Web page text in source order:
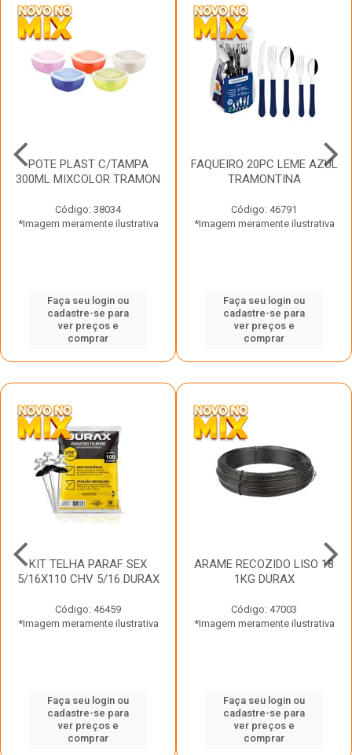
POTE PLAST C/TAMPA
300ML MIXCOLOR TRAMON
Código: 38034
*Imagem meramente ilustrativa
Faça seu login ou
cadastre-se para
ver preços e
comprar
FAQUEIRO 20PC LEME AZUL
TRAMONTINA
Código: 46791
*Imagem meramente ilustrativa
Faça seu login ou
cadastre-se para
ver preços e
comprar
KIT TELHA PARAF SEX
5/16X110 CHV 5/16 DURAX
Código: 46459
*Imagem meramente ilustrativa
Faça seu login ou
cadastre-se para
ver preços e
comprar
ARAME RECOZIDO LISO 18
1KG DURAX
Código: 47003
*Imagem meramente ilustrativa
Faça seu login ou
cadastre-se para
ver preços e
comprar